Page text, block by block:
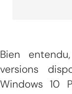
Bien
versions
Windows 10